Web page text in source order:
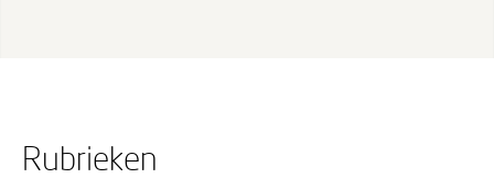
Rubrieken